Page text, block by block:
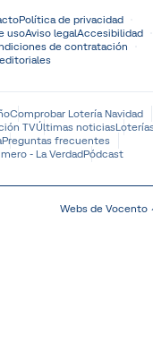
Política de privacidad
usoAviso legalAccesibilidad
de contratación
Comprobar Lotería Navidad
TVÚltimas noticias
Preguntas frecuentes
- La VerdadPódcast
Webs de Vocento